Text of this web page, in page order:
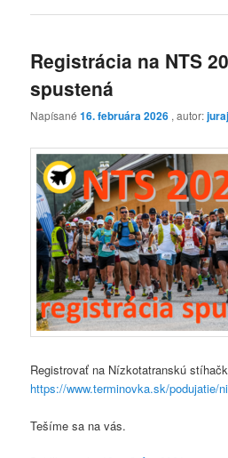
Registrácia na NTS
spustená
Napísané16. februára 2026 , autor:
Registrovať na Nízkotatranskú
https://www.terminovka.sk/podujatie/
Tešíme sa na vás.